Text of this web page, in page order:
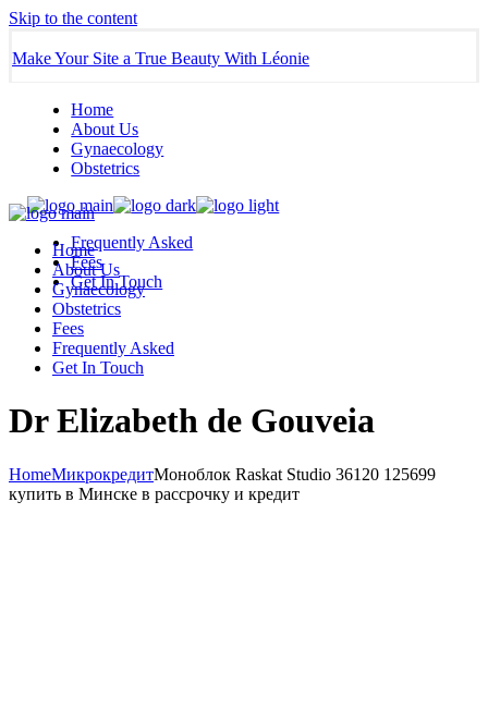
Skip to the content
Make Your Site a True Beauty With Léonie
Home
About Us
Gynaecology
Obstetrics
Frequently Asked
Fees
Get In Touch
Home
About Us
Gynaecology
Obstetrics
Fees
Frequently Asked
Get In Touch
Dr Elizabeth de Gouveia
HomeМикрокредитМоноблок Raskat Studio 36120 125699
купить в Минске в рассрочку и кредит